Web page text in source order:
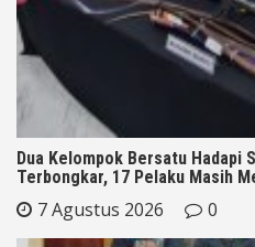
Dua Kelompok Bersatu Hadapi
Terbongkar, 17 Pelaku Masih
7 Agustus 2026 0